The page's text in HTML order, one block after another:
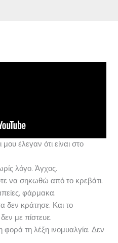
έλεγαν ότι είναι στο
λόγο. Άγχος.
να σηκωθώ από το κρεβάτι.
φάρμακα.
δεν κράτησε. Και το
με πίστευε.
τη λέξη ινομυαλγία. Δεν